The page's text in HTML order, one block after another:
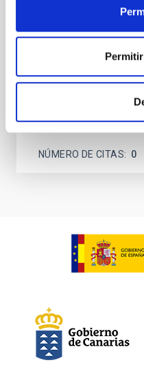
time, however, these
Wang, Mu-Tian et al.
Fecha de
BIBCODE
NÚMERO DE CITAS 0